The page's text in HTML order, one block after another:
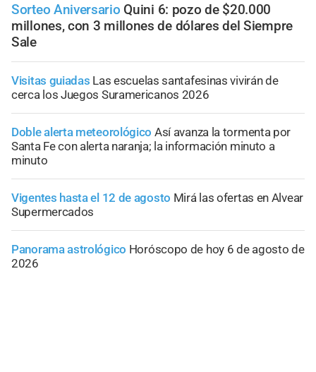
Sorteo Aniversario Quini 6: pozo de $20.000
millones, con 3 millones de dólares del Siempre
Sale
Visitas guiadas Las escuelas santafesinas vivirán de
cerca los Juegos Suramericanos 2026
Doble alerta meteorológico Así avanza la tormenta por
Santa Fe con alerta naranja; la información minuto a
minuto
Vigentes hasta el 12 de agosto Mirá las ofertas en Alvear
Supermercados
Panorama astrológico Horóscopo de hoy 6 de agosto de
2026